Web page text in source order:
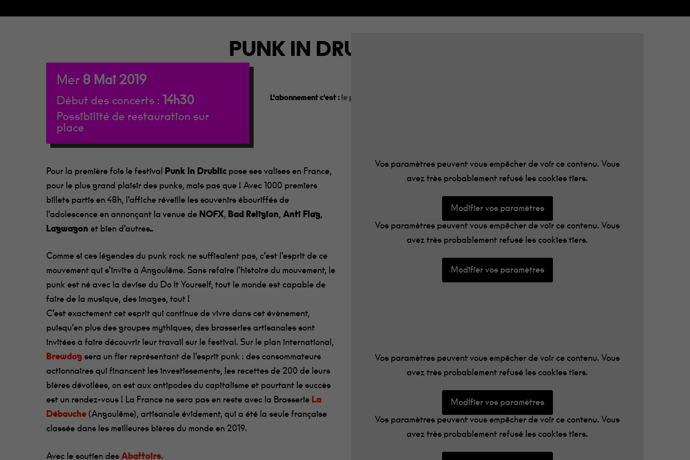
Appuie sur Entrée pour rechercher ou sur ESC pour fermer
PUNK IN DRUBLIC FESTIVAL
Mer 8 Mai 2019
Début des concerts : 14h30
Possibilité de restauration sur
place
L'abonnement c'est : le programme dans votre boîte aux lettres
Pour la première fois le festival Punk In Drublic pose ses valises en France,
pour le plus grand plaisir des punks, mais pas que ! Avec 1000 premiers
billets partis en 48h, l’affiche réveille les souvenirs ébouriffés de
l’adolescence en annonçant la venue de NOFX, Bad Religion,Anti Flag,
Lagwagon et bien d’autres…
Comme si ces légendes du punk rock ne suffisaient pas, c’est l’esprit de ce
mouvement qui s’invite à Angoulême. Sans refaire l’histoire du mouvement, le
punk est né avec la devise du Do It Yourself, tout le monde est capable de
faire de la musique, des images, tout !
C’est exactement cet esprit qui continue de vivre dans cet évènement,
puisqu’en plus des groupes mythiques, des brasseries artisanales sont
invitées à faire découvrir leur travail sur le festival. Sur le plan international,
Brewdog sera un fier représentant de l’esprit punk : des consommateurs
actionnaires qui financent les investissements, les recettes de 200 de leurs
bières dévoilées, on est aux antipodes du capitalisme et pourtant le succès
est un rendez-vous ! La France ne sera pas en reste avec la Brasserie La
Débauche (Angoulême), artisanale évidement, qui a été la seule française
classée dans les meilleures bières du monde en 2019.
Avec le soutien desAbattoirs.
Vos paramètres peuvent vous empêcher de voir ce contenu. Vous
avez très probablement refusé les cookies tiers.
Modifier vos paramètres
Vos paramètres peuvent vous empêcher de voir ce contenu. Vous
avez très probablement refusé les cookies tiers.
Modifier vos paramètres
Vos paramètres peuvent vous empêcher de voir ce contenu. Vous
avez très probablement refusé les cookies tiers.
Vos paramètres peuvent vous empêcher de voir ce contenu. Vous
avez très probablement refusé les cookies tiers.
Modifier vos paramètres